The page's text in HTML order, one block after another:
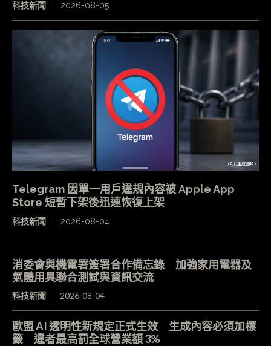
科技新聞 2026-08-05
Telegram 因單一用戶違規內容被 Apple App
Store 短暫下架後迅速恢復上架
科技新聞 2026-08-04
消委會與機電署簽署合作備忘錄 加強家用電器及
氣體用具聯合測試與資訊交流
科技新聞 2026-08-04
歐盟 AI 透明性新規定正式生效 生成內容必須加標
籤 違者最高罰全球營業額 3%